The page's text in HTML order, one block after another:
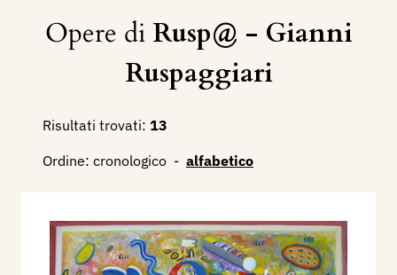
Opere di Rusp@ - Gianni
Ruspaggiari
Risultati trovati: 13
Ordine: cronologico - alfabetico